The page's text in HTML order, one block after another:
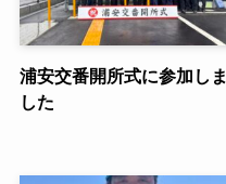
浦安交番開所式に参加しま
した